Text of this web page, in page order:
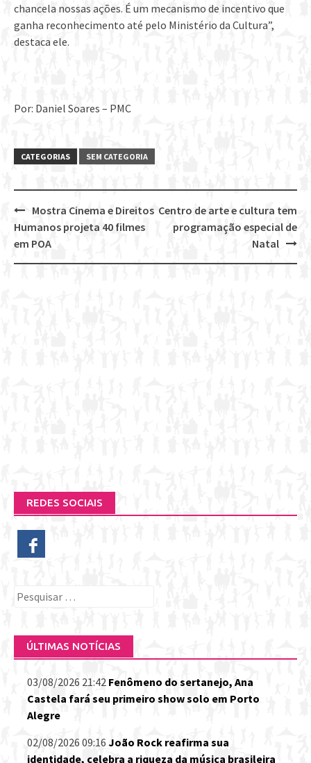
chancela nossas ações. É um mecanismo de incentivo que
ganha reconhecimento até pelo Ministério da Cultura”,
destaca ele.
Por: Daniel Soares – PMC
CATEGORIAS SEM CATEGORIA
Post
navigation
Centro de arte e cultura tem
programação especial de
Natal
Mostra Cinema e Direitos
Humanos projeta 40 filmes
em POA
REDES SOCIAIS
Pesquisar
ÚLTIMAS NOTÍCIAS
03/08/2026 21:42 Fenômeno do sertanejo, Ana
Castela fará seu primeiro show solo em Porto
Alegre
02/08/2026 09:16 João Rock reafirma sua
identidade, celebra a riqueza da música brasileira